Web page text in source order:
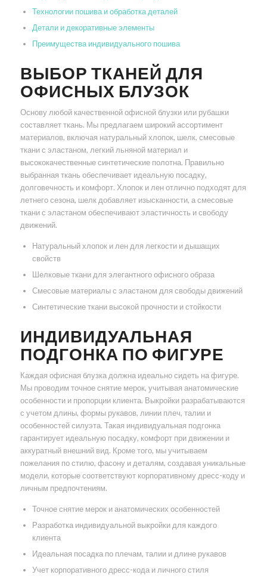
Технологии пошива и обработка деталей
Детали и декоративные элементы
Преимущества индивидуального пошива
ВЫБОР ТКАНЕЙ ДЛЯ
ОФИСНЫХ БЛУЗОК
Основу любой качественной офисной блузки или рубашки
составляет ткань. Мы предлагаем широкий ассортимент
материалов, включая натуральный хлопок, шелк, смесовые
ткани с эластаном, легкий льняной материал и
высококачественные синтетические полотна. Правильно
выбранная ткань обеспечивает идеальную посадку,
долговечность и комфорт. Хлопок и лен отлично подходят для
летнего сезона, шелк добавляет изысканности, а смесовые
ткани с эластаном обеспечивают эластичность и свободу
движений.
Натуральный хлопок и лен для легкости и дышащих
свойств
Шелковые ткани для элегантного офисного образа
Смесовые материалы с эластаном для свободы движений
Синтетические ткани высокой прочности и стойкости
ИНДИВИДУАЛЬНАЯ
ПОДГОНКА ПО ФИГУРЕ
Каждая офисная блузка должна идеально сидеть на фигуре.
Мы проводим точное снятие мерок, учитывая анатомические
особенности и пропорции клиента. Выкройки разрабатываются
с учетом длины, формы рукавов, линии плеч, талии и
особенностей силуэта. Такая индивидуальная подгонка
гарантирует идеальную посадку, комфорт при движении и
аккуратный внешний вид. Кроме того, мы учитываем
пожелания по стилю, фасону и деталям, создавая уникальные
модели, которые соответствуют корпоративному дресс-коду и
личным предпочтениям.
Точное снятие мерок и анатомических особенностей
Разработка индивидуальной выкройки для каждого
клиента
Идеальная посадка по плечам, талии и длине рукавов
Учет корпоративного дресс-кода и личного стиля